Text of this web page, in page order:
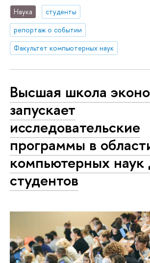
Наука
студенты
репортаж о событии
Факультет компьютерных наук
Высшая школа
запускает
исследовательские
программы в
компьютерных наук
студентов